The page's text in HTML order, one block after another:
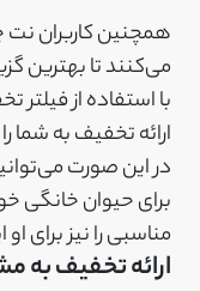
همچنین کاربران
می‌کنند تا بهترین
با استفاده از فیلتر
ارائه تخفیف به شما
در این صورت
برای حیوان خانگی
مناسبی را نیز برای او
ارائه تخفیف به